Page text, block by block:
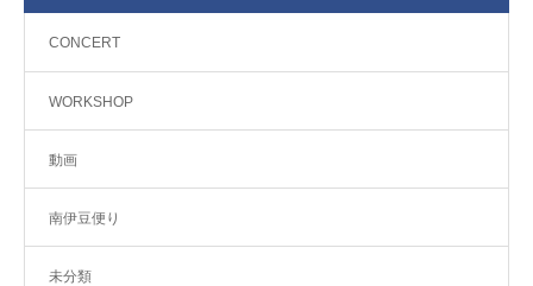
CONCERT
WORKSHOP
動画
南伊豆便り
未分類